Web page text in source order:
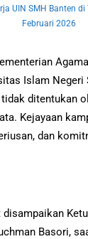
UIN SMH Banten di
Februari 2026
Islam Negeri
tidak ditentukan
Kejayaan
dan
Basori,